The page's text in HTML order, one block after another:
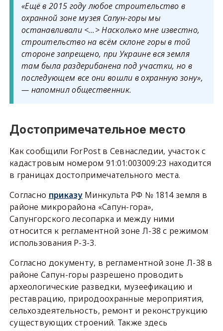
«Ещё в 2015 году любое строительство в
охранной зоне музея Сапун-горы мы
останавливали <…> Насколько мне известно,
строительство на всём склоне горы в той
стороне запрещено, при Украине вся земля
там была раздерибанена под участки, но в
последующем все они вошли в охранную зону»,
— напомнил общественник.
Достопримечательное место
Как сообщили ForPost в Севнаследии, участок с
кадастровым номером 91:01:003009:23 находится
в границах достопримечательного места.
Согласно приказуМинкульта РФ № 1814 земля в
районе микрорайона «Сапун-гора»,
Сапунгорского лесопарка и между ними
относится к регламентной зоне Л-38 с режимом
использования Р-3-3.
Согласно документу, в регламентной зоне Л-38 в
районе Сапун-горы разрешено проводить
археологические разведки, музеефикацию и
реставрацию, природоохранные мероприятия,
сельхоздеятельность, ремонт и реконструкцию
существующих строений. Также здесь